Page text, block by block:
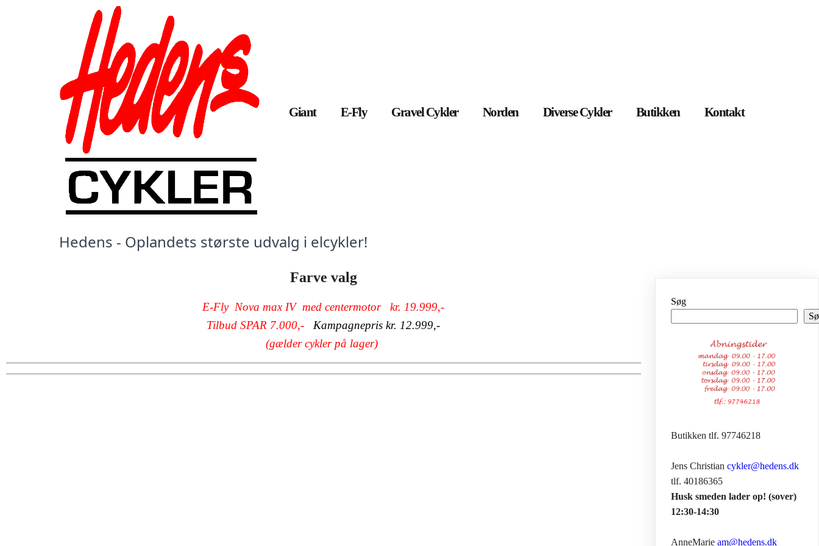
Giant E-Fly Gravel Cykler Norden Diverse Cykler Butikken Kontakt
Hedens - Oplandets største udvalg i elcykler!
Farve valg
E-Fly Nova max IV med centermotor kr. 19.999,-
Tilbud SPAR 7.000,- Kampagnepris kr. 12.999,-
(gælder cykler på lager)
Søg
Butikken tlf. 97746218
Jens Christiancykler@hedens.dk
tlf. 40186365
Husk smeden lader op! (sover)
12:30-14:30
AnneMarieam@hedens.dk